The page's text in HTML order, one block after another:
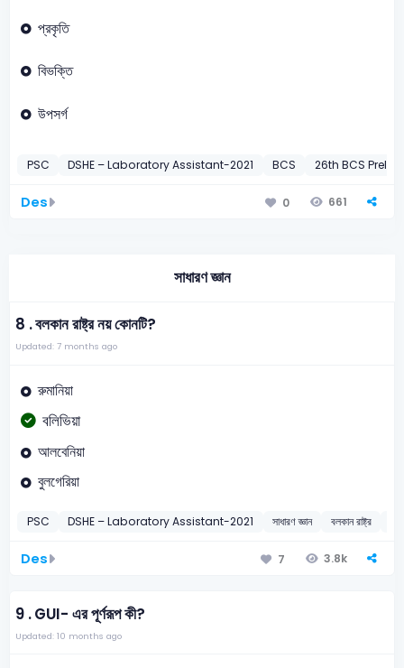
প্রকৃতি
বিভক্তি
উপসর্গ
PSC DSHE – Laboratory Assistant-2021 BCS 26th BCS Preli-
Des 0 661
সাধারণ জ্ঞান
8 .বলকান রাষ্ট্র নয় কোনটি?
Updated: 7 months ago
রুমানিয়া
বলিভিয়া
আলবেনিয়া
বুলগেরিয়া
PSC DSHE – Laboratory Assistant-2021 সাধারণ জ্ঞান বলকান রাষ্ট্র
Des 7 3.8k
9 .GUI- এর পূর্ণরূপ কী?
Updated: 10 months ago